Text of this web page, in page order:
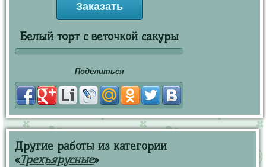
Заказать
Белый торт с веточкой сакуры
Поделиться
Другие работы из категории
«Трехъярусные»